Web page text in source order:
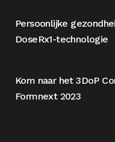
Persoonlijke
DoseRx1-technologie
Kom naar het 3DoP
Formnext 2023